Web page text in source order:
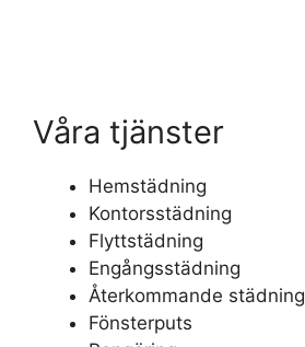
Våra tjänster
Hemstädning
Kontorsstädning
Flyttstädning
Engångsstädning
Återkommande städning
Fönsterputs